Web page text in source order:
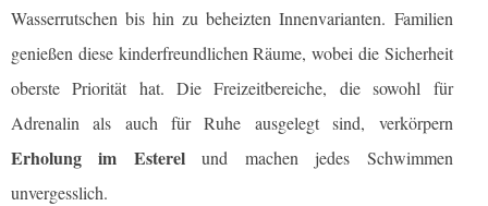
Wasserrutschen bis hin zu beheizten Innenvarianten. Familien
genießen diese kinderfreundlichen Räume, wobei die Sicherheit
oberste Priorität hat. Die Freizeitbereiche, die sowohl für
Adrenalin als auch für Ruhe ausgelegt sind, verkörpern
Erholung im Esterelund machen jedes Schwimmen
unvergesslich.